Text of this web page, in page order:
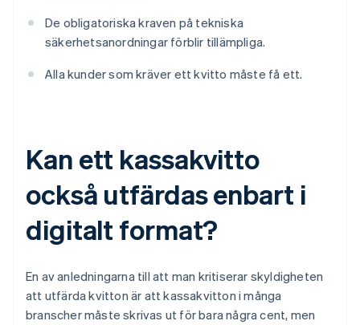
De obligatoriska kraven på tekniska
säkerhetsanordningar förblir tillämpliga.
Alla kunder som kräver ett kvitto måste få ett.
Kan ett kassakvitto
också utfärdas enbart i
digitalt format?
En av anledningarna till att man kritiserar skyldigheten
att utfärda kvitton är att kassakvitton i många
branscher måste skrivas ut för bara några cent, men